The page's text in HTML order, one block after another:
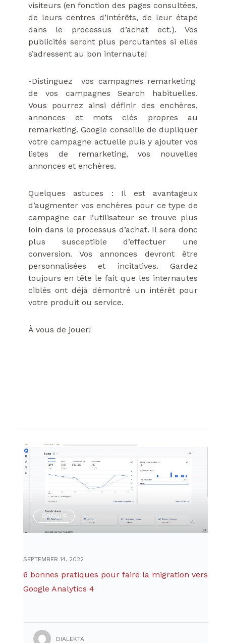
visiteurs (en fonction des pages consultées,
de leurs centres d’intérêts, de leur étape
dans le processus d’achat ect.). Vos
publicités seront plus percutantes si elles
s’adressent au bon internaute!
-Distinguez vos campagnes remarketing
de vos campagnes Search habituelles.
Vous pourrez ainsi définir des enchères,
annonces et mots clés propres au
remarketing. Google conseille de dupliquer
votre campagne actuelle puis y ajouter vos
listes de remarketing, vos nouvelles
annonces et enchères.
Quelques astuces : Il est avantageux
d’augmenter vos enchères pour ce type de
campagne car l’utilisateur se trouve plus
loin dans le processus d’achat. Il sera donc
plus susceptible d’effectuer une
conversion. Vos annonces devront être
personnalisées et incitatives. Gardez
toujours en tête le fait que les internautes
ciblés ont déjà démontré un intérêt pour
votre produit ou service.
À vous de jouer!
GOOGLE
SEPTEMBER 14, 2022
6 bonnes pratiques pour faire la migration vers
Google Analytics 4
DIALEKTA